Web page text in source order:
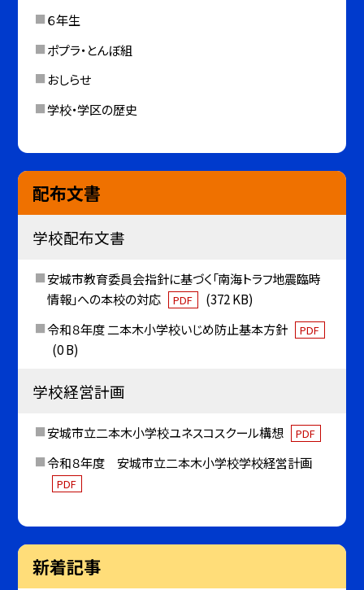
６年生
ポプラ・とんぼ組
おしらせ
学校・学区の歴史
配布文書
学校配布文書
安城市教育委員会指針に基づく「南海トラフ地震臨時
情報」への本校の対応
PDF
(372 KB)
令和８年度 二本木小学校いじめ防止基本方針
PDF
(0 B)
学校経営計画
安城市立二本木小学校ユネスコスクール構想 PDF
令和８年度 安城市立二本木小学校学校経営計画
PDF
新着記事